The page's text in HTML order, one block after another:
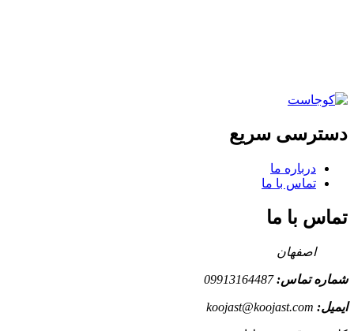
دسترسی سریع
درباره ما
تماس با ما
تماس با ما
اصفهان
شماره تماس:09913164487
ایمیل: koojast@koojast.com